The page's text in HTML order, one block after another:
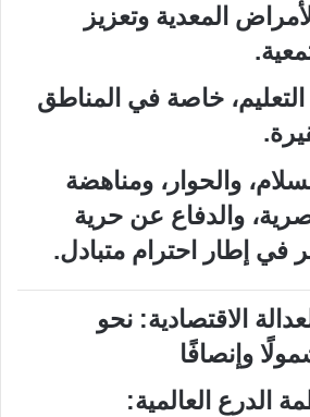
المعدية وتعزيز
التعليم، خاصة في المناطق
والحوار، ومناهضة
والدفاع عن حرية
في إطار احترام متبادل.
الاقتصادية: نحو
وإنصافًا
الدرع العالمية: